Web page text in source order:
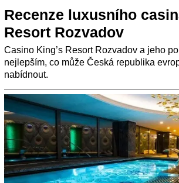
Recenze luxusního
Resort Rozvadov
Casino King’s Resort Rozvadov a jeho
nejlepším, co může Česká republika
nabídnout.